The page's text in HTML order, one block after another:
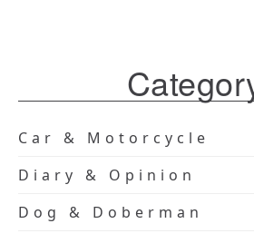
Car & Motorcycle
Diary & Opinion
Dog & Doberman